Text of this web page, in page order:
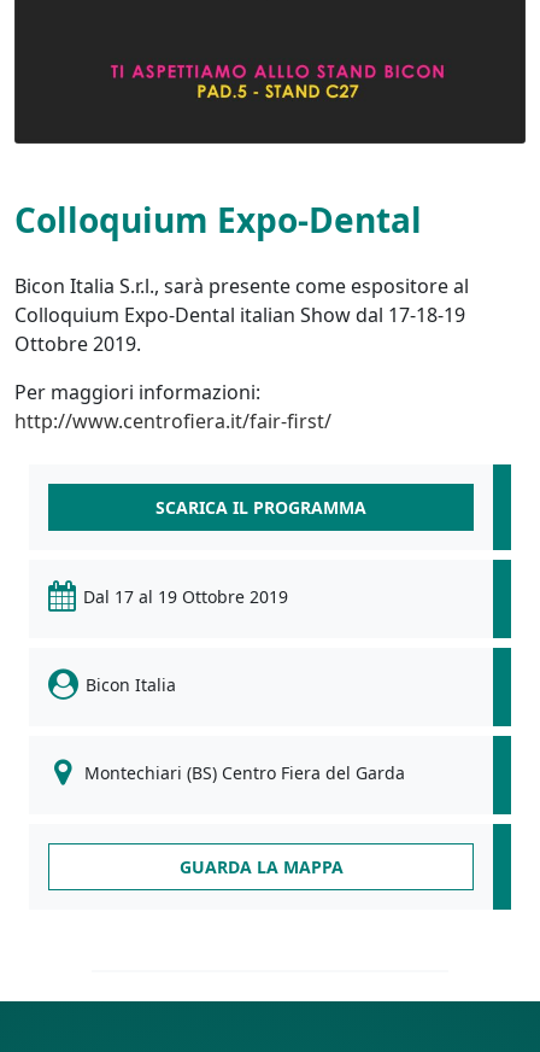
Colloquium Expo-Dental
Bicon Italia S.r.l., sarà presente come espositore al
Colloquium Expo-Dental italian Show dal 17-18-19
Ottobre 2019.
Per maggiori informazioni:
http://www.centrofiera.it/fair-first/
SCARICA IL PROGRAMMA
Dal 17 al 19 Ottobre 2019
Bicon Italia
Montechiari (BS) Centro Fiera del Garda
GUARDA LA MAPPA